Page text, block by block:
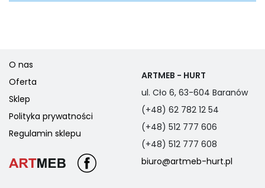
O nas
Oferta
Sklep
Polityka prywatności
Regulamin sklepu
ARTMEB - HURT
ul. Cło 6, 63-604 Baranów
(+48) 62 782 12 54
(+48) 512 777 606
(+48) 512 777 608
biuro@artmeb-hurt.pl